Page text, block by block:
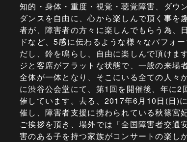
知的・身体・重度・視覚・聴覚障害、ダウ
ダンスを自由に、心から楽しんで頂く事を
者が、障害者の方々に楽しんでもらう為、
ドなど、5感に伝わるような様々なパフォ
だし、鈴を鳴らし、自由に楽しんで頂けま
ジと客席がフラットな状態で、一般の来場
全体が一体となり、そこにいる全ての人々
に渋谷公会堂にて、第1回を開催後、年に
催しています。去る、2017年6月10日(日)
催し、障害者支援に携わられている秋篠宮
ご挨拶を頂き、場外では「全国障害者交
害のある子を持つ家族がコンサートの楽し